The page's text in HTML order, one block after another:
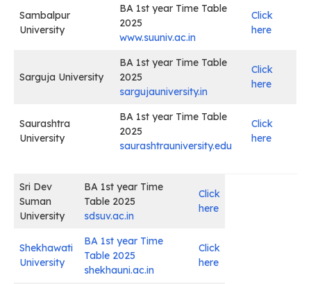
Sambalpur
University
BA 1st year Time Table
2025
www.suuniv.ac.in
Click
here
Sarguja University
BA 1st year Time Table
2025
sargujauniversity.in
Click
here
Saurashtra
University
BA 1st year Time Table
2025
saurashtrauniversity.edu
Click
here
Sri Dev
Suman
University
BA 1st year Time
Table 2025
sdsuv.ac.in
Click
here
Shekhawati
University
BA 1st year Time
Table 2025
shekhauni.ac.in
Click
here